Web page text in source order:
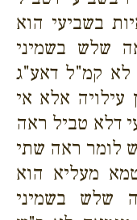
בשביעי הוא
שלש בשמיני
קמ"ל דאע"ג
עילויה אלא אי
דלא טביל ראה
לומר ראה שתי
מעליא הוא
שלש בשמיני